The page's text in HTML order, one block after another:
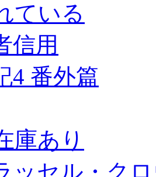
ている
信用
4 番外篇
庫あり
ッセル・ク